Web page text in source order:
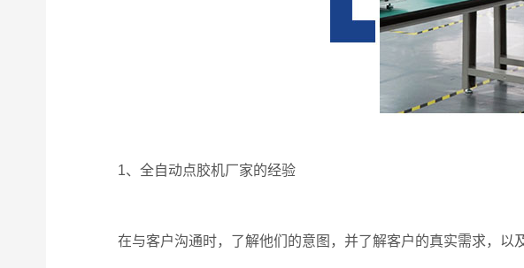
1、全自动点胶机厂家的经验
在与客户沟通时，了解他们的意图，并了解客户的真实需求，以